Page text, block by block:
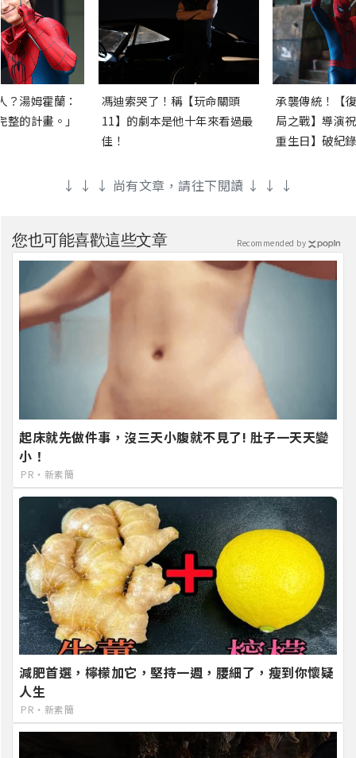
？湯姆霍蘭：
的計畫。」
馮迪索哭了！稱【玩命關頭
11】的劇本是他十年來看過最
佳！
承襲傳統！【
局之戰】導演
重生日】破紀
↓ ↓ ↓ 尚有文章，請往下閱讀 ↓ ↓ ↓
您也可能喜歡這些文章
起床就先做件事，沒三天小腹就不見了! 肚子一天天變
小！
PR・新素簡
減肥首選，檸檬加它，堅持一週，腰細了，瘦到你懷疑
人生
PR・新素簡
Recommended by